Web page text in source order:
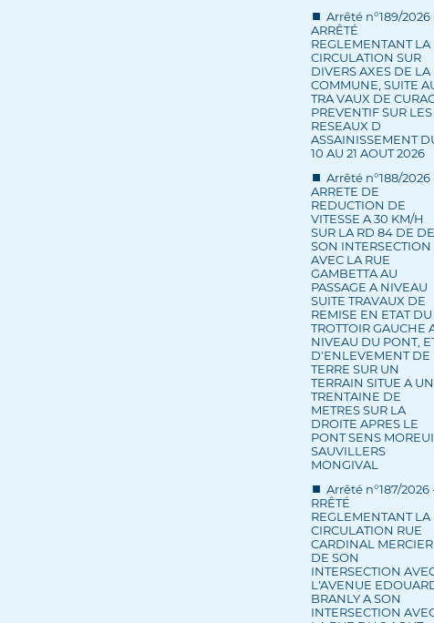
Arrêté n°189/2026
ARRÊTÉ
REGLEMENTANT LA
CIRCULATION SUR
DIVERS AXES DE LA
COMMUNE, SUITE
TRA VAUX DE
PREVENTIF SUR LES
RESEAUX D
ASSAINISSEMENT
10 AU 21 AOUT 2026
Arrêté n°188/2026
ARRETE DE
REDUCTION DE
VITESSE A 30 KM/H
SUR LA RD 84 DE DE
SON INTERSECTION
AVEC LA RUE
GAMBETTA AU
PASSAGE A NIVEAU
SUITE TRAVAUX DE
REMISE EN ETAT DU
TROTTOIR GAUCHE
NIVEAU DU PONT,
D'ENLEVEMENT DE
TERRE SUR UN
TERRAIN SITUE A
TRENTAINE DE
METRES SUR LA
DROITE APRES LE
PONT SENS
SAUVILLERS
MONGIVAL
Arrêté n°187/2026
RRÊTÉ
REGLEMENTANT LA
CIRCULATION RUE
CARDINAL MERCIER
DE SON
INTERSECTION
L'AVENUE
BRANLY A SON
INTERSECTION